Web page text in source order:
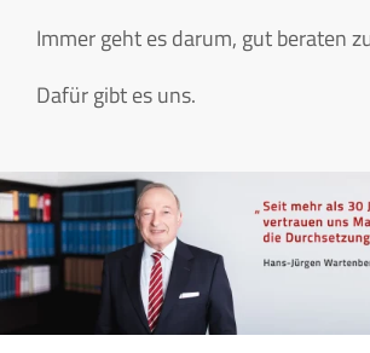
Immer geht es darum, gut beraten
Dafür gibt es uns.